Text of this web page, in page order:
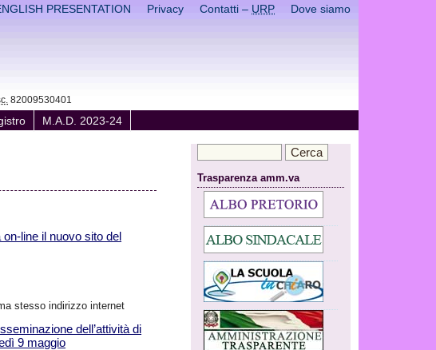
Dove siamo
Contatti – URP
Privacy
PRESENTATION
82009530401
M.A.D. 2023-24
line il nuovo sito del
stesso indirizzo internet
dell’attività di
9 maggio
Trasparenza amm.va